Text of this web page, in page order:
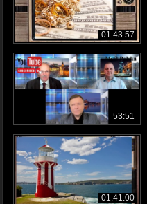
01:43:57
53:51
01:41:00